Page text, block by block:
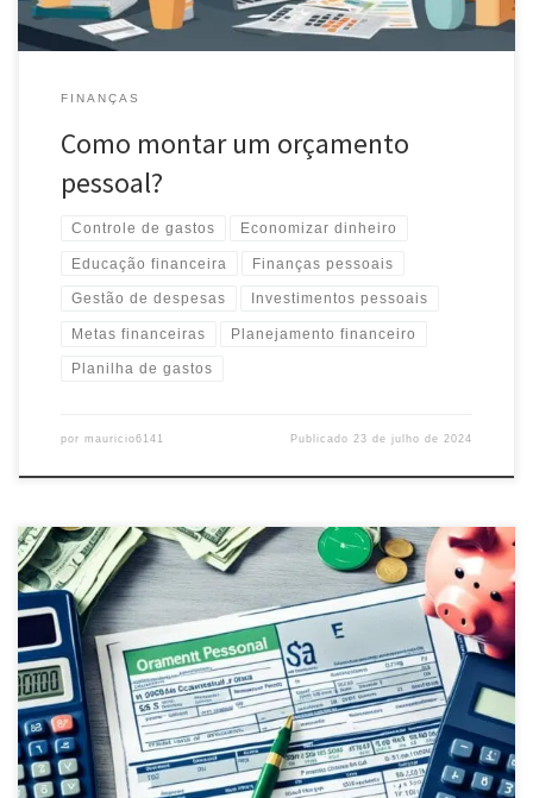
FINANÇAS
Como montar um orçamento
pessoal?
Controle de gastos Economizar dinheiro
Educação financeira Finanças pessoais
Gestão de despesas Investimentos pessoais
Metas financeiras Planejamento financeiro
Planilha de gastos
por mauricio6141 Publicado23 de julho de 2024
Descubra como criar um orçamento pessoal eficiente e organize
suas finanças. Aprenda a controlar gastos e alcançar seus objetivos
financeiros com facilidade.